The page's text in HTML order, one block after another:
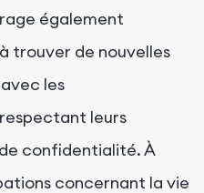
également
trouver de nouvelles
les
leurs
confidentialité. À
concernant la vie